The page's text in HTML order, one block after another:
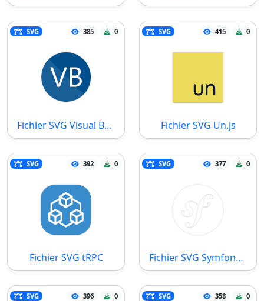
SVG 385 0
Fichier SVG Visual Basic
SVG 415 0
Fichier SVG Un.js
SVG 392 0
Fichier SVG tRPC
SVG 377 0
Fichier SVG Symfony Light
SVG 396 0 SVG 358 0